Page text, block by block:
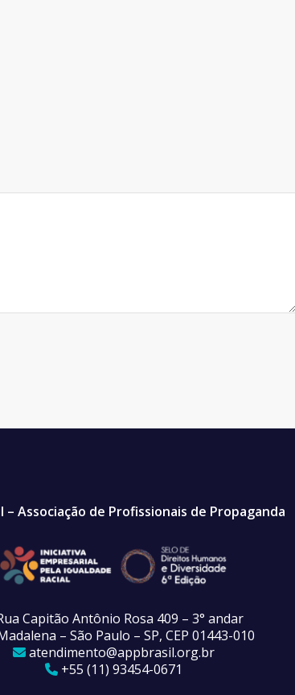
– Associação de Profissionais de Propaganda
Capitão Antônio Rosa 409 – 3° andar
– São Paulo – SP, CEP 01443-010
atendimento@appbrasil.org.br
+55 (11) 93454-0671